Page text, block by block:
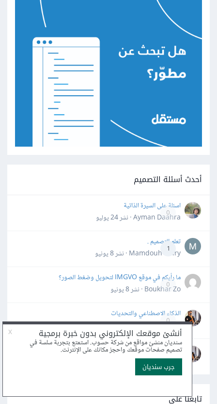
أحدث أسئلة التصميم
0
اسئلة على السيرة الذاتية
Ayman Daahra · نشر
24 يوليو
1
تعلم التصميم .
Mamdouh Khiry · نشر
8 يونيو
0
ما رأيكم في موقع IMGVO لتحويل وضغط الصور؟
Boukhar Zo · نشر
8 يونيو
0
الذكاء الاصطناعي والتحديات
Muzammil Ahmed2 · نشر
30 مايو
سؤال تصميمي
Muzammil Ahmed2 · نشر
تابعنا على